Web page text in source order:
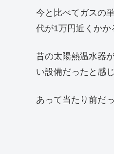
今と比べてガスの
代が1万円近くかか
昔の太陽熱温水器
い設備だったと感じ
あって当たり前だ